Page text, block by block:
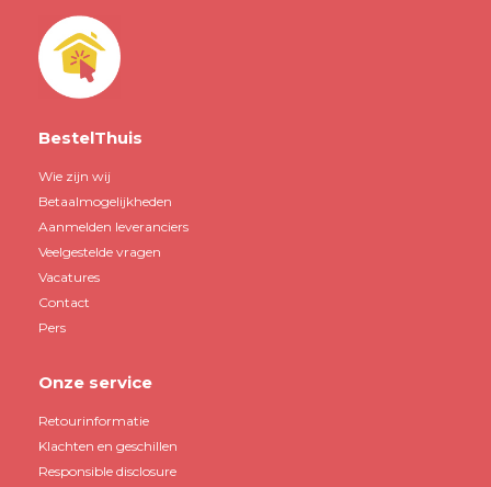
BestelThuis
Wie zijn wij
Betaalmogelijkheden
Aanmelden leveranciers
Veelgestelde vragen
Vacatures
Contact
Pers
Onze service
Retourinformatie
Klachten en geschillen
Responsible disclosure